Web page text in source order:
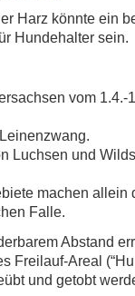
Harz könnte ein
Hundehalter sein.
vom 1.4.-
Luchsen und
machen allein
Falle.
Abstand
Freilauf-Areal
und getobt